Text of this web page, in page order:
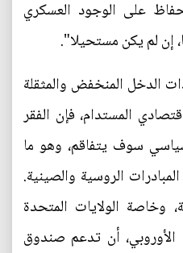
على الوجود العسكري
إن لم يكن مستحيلا".
الدخل المنخفض والمثقلة
المستدام، فإن الفقر
سوف يتفاقم، وهو ما
الروسية والصينية.
وخاصة الولايات المتحدة
الأوروبي، أن تدعم صندوق